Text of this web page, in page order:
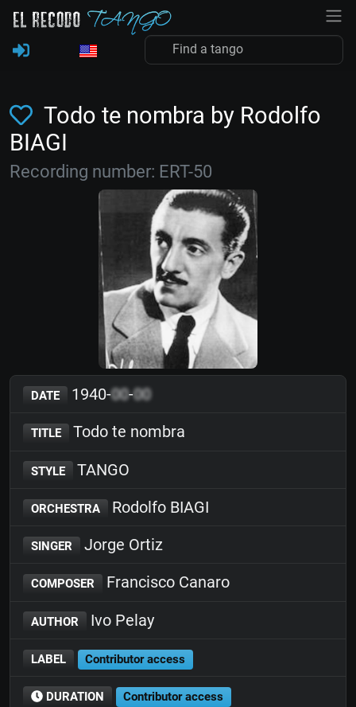
Todo te nombra by Rodolfo
BIAGI
Recording number: ERT-50
DATE 1940-00-00
TITLE Todo te nombra
STYLE TANGO
ORCHESTRA Rodolfo BIAGI
SINGER Jorge Ortiz
COMPOSER Francisco Canaro
AUTHOR Ivo Pelay
LABEL Contributor access
DURATION Contributor access